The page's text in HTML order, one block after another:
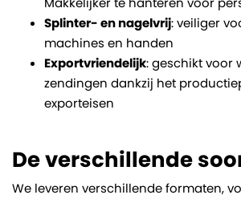
Splinter- en nagelvrij: veiliger
machines en handen
Exportvriendelijk: geschikt voor
zendingen dankzij het
exporteisen
De verschillende
We leveren verschillende formaten,